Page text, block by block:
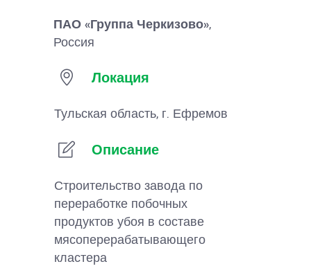
ПАО «Группа Черкизово»,
Россия
Локация
Тульская область, г. Ефремов
Описание
Строительство завода по
переработке побочных
продуктов убоя в составе
мясоперерабатывающего
кластера